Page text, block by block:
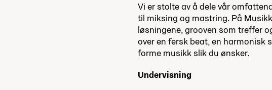
Vi er stolte av å dele vår
til miksing og mastring. På
løsningene, grooven som treffer
over en fersk beat, en harmonisk
forme musikk slik du ønsker.
Undervisning